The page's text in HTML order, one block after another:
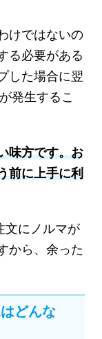
けではないの
る必要がある
した場合に翌
発生するこ
味方です。お
前に上手に利
文にノルマが
から、余った
どんな